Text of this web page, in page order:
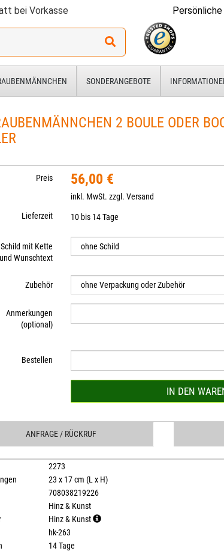
bei Vorkasse
SONDERANGEBOTE
2 BOULE ODER
Preis 56,00 €
inkl. MwSt. zzgl.Versand
Lieferzeit
10 bis 14 Tage
Schild mit Kette
und Wunschtext
Zubehör
Anmerkungen
(optional)
Bestellen
IN DEN
ANFRAGE / RÜCKRUF
2273
23 x 17 cm (L x H)
708038219226
Hinz & Kunst
Hinz & Kunst
hk-263
14 Tage